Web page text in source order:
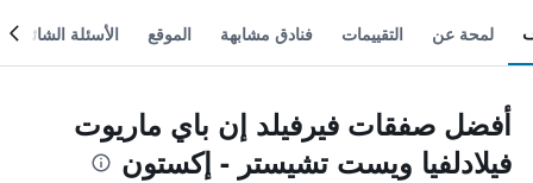
لمحة عن التقييمات فنادق مشابهة الموقع الأسئلة الشائعة
أفضل صفقات فيرفيلد إن باي ماريوت
فيلادلفيا ويست تشيستر - إكستون